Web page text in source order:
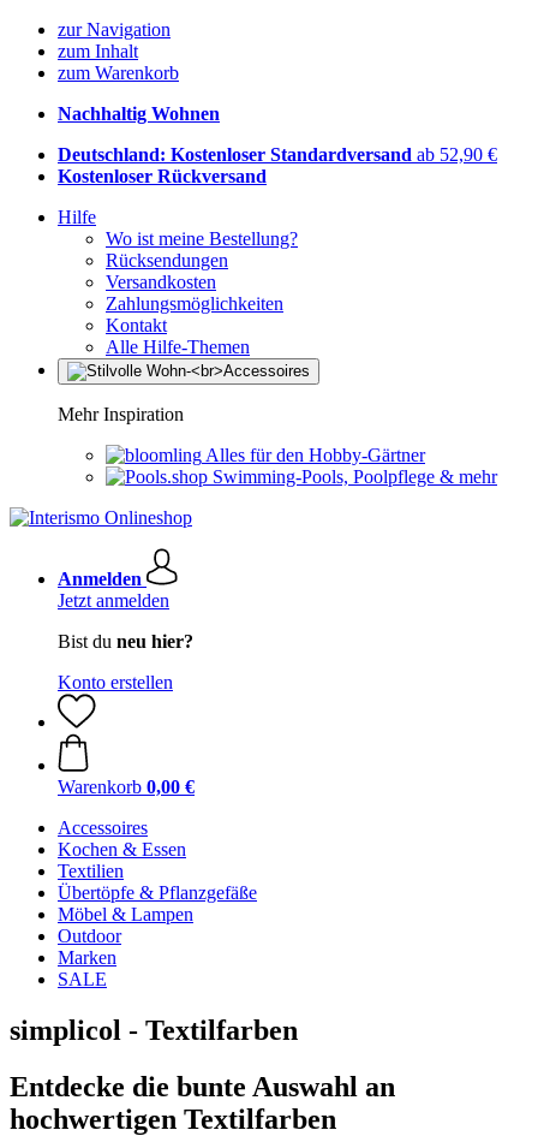
zur Navigation
zum Inhalt
zum Warenkorb
Nachhaltig Wohnen
Deutschland: Kostenloser Standardversand ab 52,90 €
Kostenloser Rückversand
Hilfe
Wo ist meine Bestellung?
Rücksendungen
Versandkosten
Zahlungsmöglichkeiten
Kontakt
Alle Hilfe-Themen
Mehr Inspiration
Alles für den Hobby-Gärtner
Swimming-Pools, Poolpflege & mehr
Anmelden
Jetzt anmelden
Bist du neu hier?
Konto erstellen
Warenkorb 0,00 €
Accessoires
Kochen & Essen
Textilien
Übertöpfe & Pflanzgefäße
Möbel & Lampen
Outdoor
Marken
SALE
simplicol - Textilfarben
Entdecke die bunte Auswahl an
hochwertigen Textilfarben